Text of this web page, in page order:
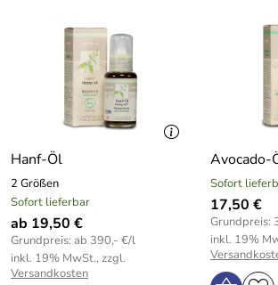
Hanf-Öl
2 Größen
Sofort lieferbar
ab 19,50 €
Grundpreis: ab 390,- €/l
inkl. 19% MwSt., zzgl.
Versandkosten
Avocado-
Sofort
17,50 €
Grundpreis:
inkl. 19%